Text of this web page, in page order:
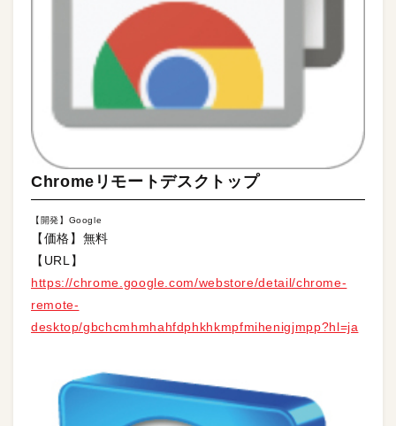
Chromeリモートデスクトップ
【開発】Google
【価格】無料
【URL】
https://chrome.google.com/webstore/detail/chrome-
remote-
desktop/gbchcmhmhahfdphkhkmpfmihenigjmpp?hl=ja